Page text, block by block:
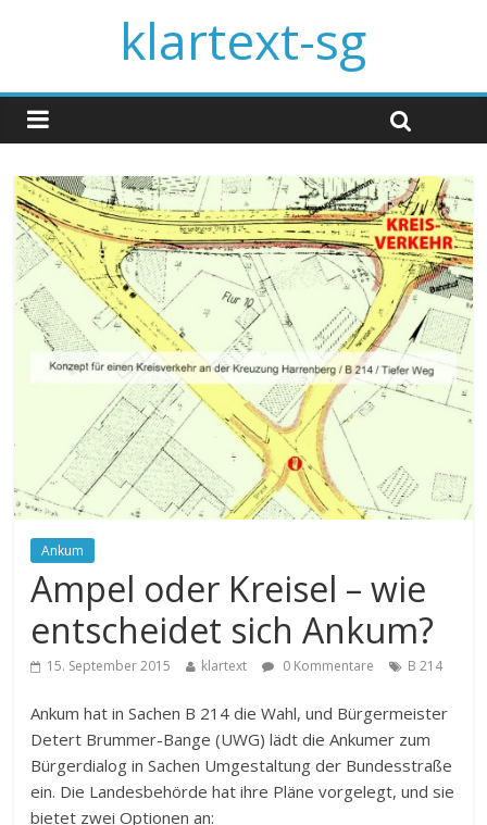
klartext-sg
Ankum
Ampel oder Kreisel – wie
entscheidet sich Ankum?
15. September 2015 klartext 0 Kommentare B 214
Ankum hat in Sachen B 214 die Wahl, und Bürgermeister
Detert Brummer-Bange (UWG) lädt die Ankumer zum
Bürgerdialog in Sachen Umgestaltung der Bundesstraße
ein. Die Landesbehörde hat ihre Pläne vorgelegt, und sie
bietet zwei Optionen an: